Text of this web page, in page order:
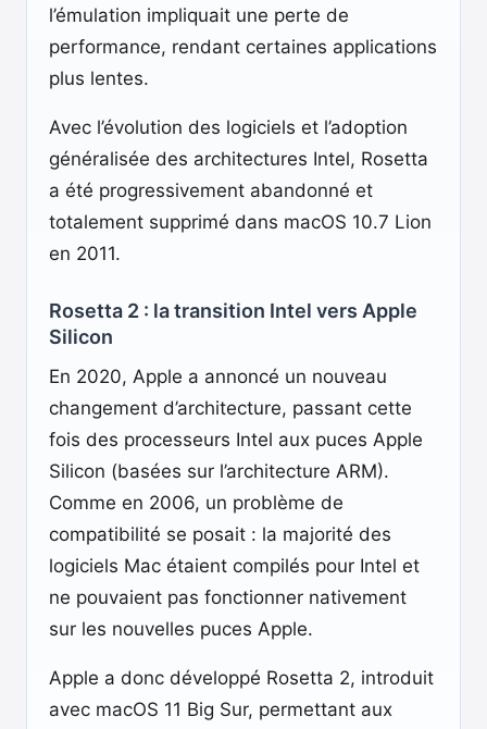
l’émulation impliquait une perte de
performance, rendant certaines applications
plus lentes.
Avec l’évolution des logiciels et l’adoption
généralisée des architectures Intel, Rosetta
a été progressivement abandonné et
totalement supprimé dans macOS 10.7 Lion
en 2011.
Rosetta 2 : la transition Intel vers Apple
Silicon
En 2020, Apple a annoncé un nouveau
changement d’architecture, passant cette
fois des processeurs Intel aux puces Apple
Silicon (basées sur l’architecture ARM).
Comme en 2006, un problème de
compatibilité se posait : la majorité des
logiciels Mac étaient compilés pour Intel et
ne pouvaient pas fonctionner nativement
sur les nouvelles puces Apple.
Apple a donc développé Rosetta 2, introduit
avec macOS 11 Big Sur, permettant aux